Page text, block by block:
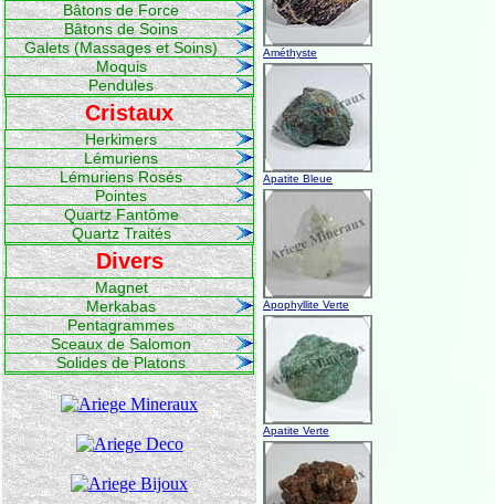
Bâtons de Force
Bâtons de Soins
Galets (Massages et Soins)
Moquis
Pendules
Cristaux
Herkimers
Lémuriens
Lémuriens Rosés
Pointes
Quartz Fantôme
Quartz Traités
Divers
Magnet
Merkabas
Pentagrammes
Sceaux de Salomon
Solides de Platons
Améthyste
Apatite Bleue
Apophyllite Verte
Apatite Verte